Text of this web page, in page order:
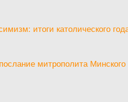
итоги католического
митрополита Минского